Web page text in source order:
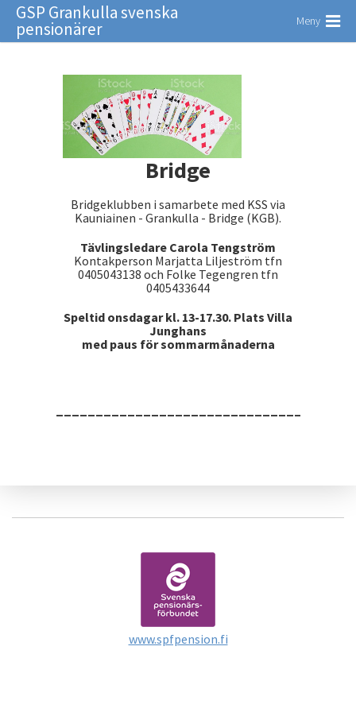
GSP Grankulla svenska
pensionärer Meny
Bridge
Bridgeklubben i samarbete med KSS via
Kauniainen - Grankulla - Bridge (KGB).
Tävlingsledare Carola Tengström
Kontakperson Marjatta Liljeström tfn
0405043138 och Folke Tegengren tfn
0405433644
Speltid onsdagar kl. 13-17.30. Plats Villa
Junghans
med paus för sommarmånaderna
www.spfpension.fi